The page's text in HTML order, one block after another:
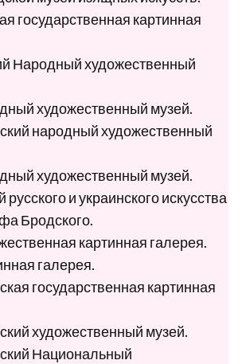
государственная картинная
Народный художественный
художественный музей.
народный художественный
художественный музей.
русского и украинского искусства
Бродского.
картинная галерея.
галерея.
государственная картинная
художественный музей.
Национальный